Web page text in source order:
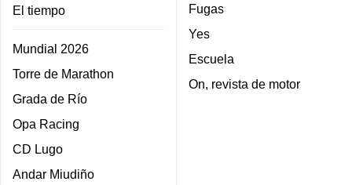
El tiempo
Mundial 2026
Torre de Marathon
Grada de Río
Opa Racing
CD Lugo
Andar Miudiño
Fugas
Yes
Escuela
On, revista de motor